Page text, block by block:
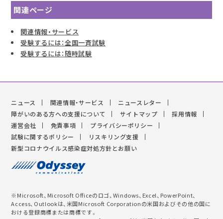
関連ページ
関連情報・サービス
受験するには：全国一斉試験
受験するには：随時試験
ニュース 関連情報・サービス
ニュースレター
障がいのある方への支援について
サイトマップ
採用情報
運営会社
免責事項
プライバシーポリシー
試験に関するポリシー
リスキリング支援
新型コロナウイルス感染症対処方針とお願い
※Microsoft、Microsoft Officeのロゴ、Windows、Excel、PowerPoint、
Access、Outlookは、米国Microsoft Corporationの米国およびその他の国に
おける登録商標または商標です。